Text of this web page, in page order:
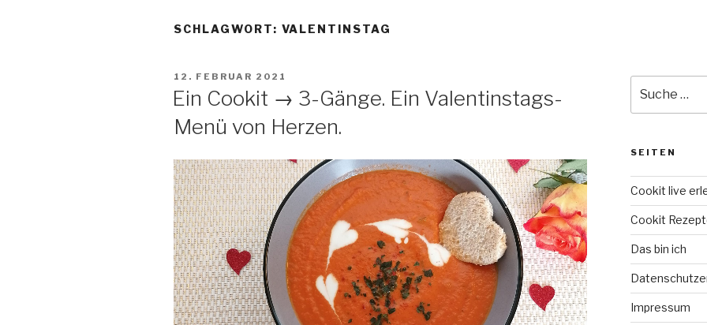
SCHLAGWORT: VALENTINSTAG
VERÖFFENTLICHT
12. FEBRUAR 2021
Ein Cookit → 3-Gänge. Ein Valentinstags-
Menü von Herzen.
nach:
SEITEN
Cookit live
Cookit
Das bin ich
Impressum